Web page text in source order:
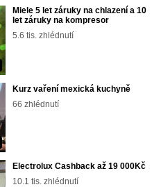
Miele 5 let záruky na chlazení a 10
let záruky na kompresor
5.6 tis. zhlédnutí
Kurz vaření mexická kuchyně
66 zhlédnutí
Electrolux Cashback až 19 000Kč
10.1 tis. zhlédnutí